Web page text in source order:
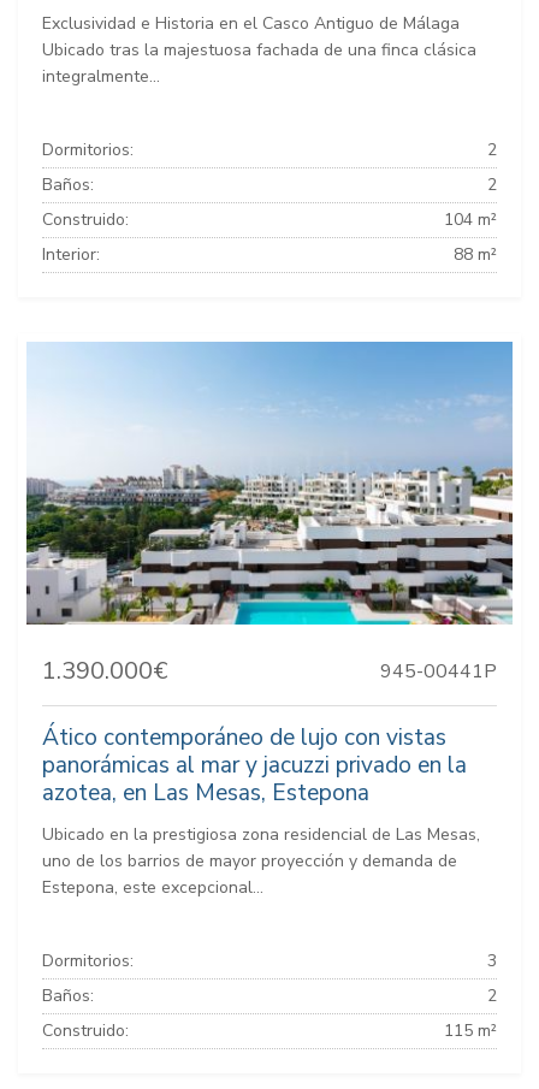
Exclusividad e Historia en el Casco Antiguo de Málaga
Ubicado tras la majestuosa fachada de una finca clásica
integralmente...
Dormitorios:
2
Baños:
2
Construido:
104 m²
Interior:
88 m²
1.390.000€ 945-00441P
Ático contemporáneo de lujo con vistas
panorámicas al mar y jacuzzi privado en la
azotea, en Las Mesas, Estepona
Ubicado en la prestigiosa zona residencial de Las Mesas,
uno de los barrios de mayor proyección y demanda de
Estepona, este excepcional...
Dormitorios:
3
Baños:
2
Construido:
115 m²